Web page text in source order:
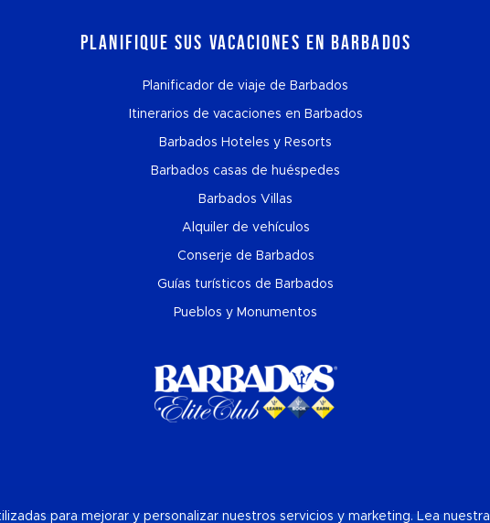
Planifique sus vacaciones en Barbados
Planificador de viaje de Barbados
Itinerarios de vacaciones en Barbados
Barbados Hoteles y Resorts
Barbados casas de huéspedes
Barbados Villas
Alquiler de vehículos
Conserje de Barbados
Guías turísticos de Barbados
Pueblos y Monumentos
para mejorar y personalizar nuestros servicios y marketing. Lea nuestra